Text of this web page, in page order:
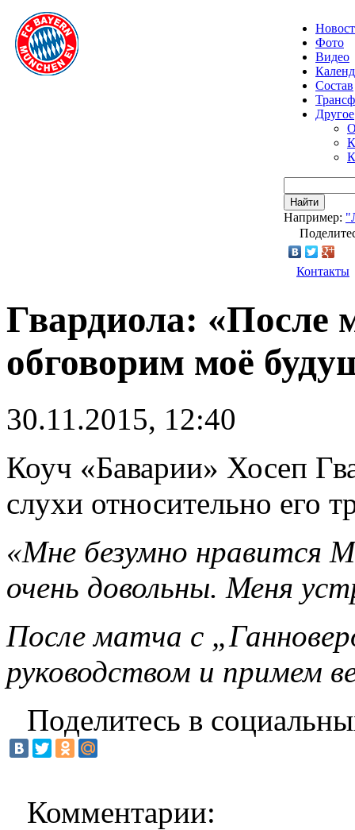
Фото
Видео
Состав
Другое
Найти
Например:
Контакты
Гвардиола: «После
обговорим моё
30.11.2015, 12:40
Коуч «Баварии» Хосеп
слухи относительно его
«Мне безумно нравится
очень довольны. Меня
После матча с
руководством и примем
Поделитесь в
Комментарии: